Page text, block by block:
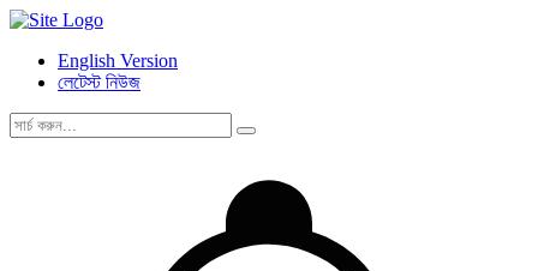
English Version
লেটেস্ট নিউজ